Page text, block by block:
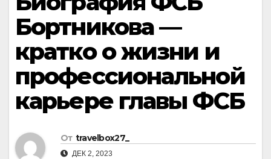
Бортникова —
кратко о жизни и
профессиональной
карьере главы ФСБ
От travelbox27_
ДЕК 2, 2023